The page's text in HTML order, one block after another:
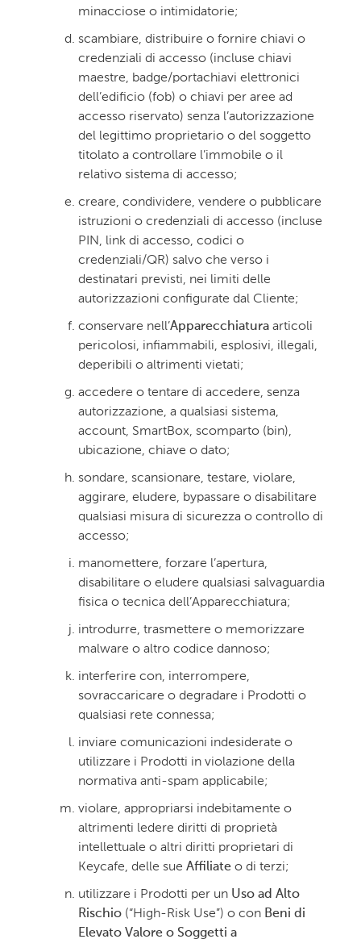
minacciose o intimidatorie;
scambiare, distribuire o fornire chiavi o
credenziali di accesso (incluse chiavi
maestre, badge/portachiavi elettronici
dell’edificio (fob) o chiavi per aree ad
accesso riservato) senza l’autorizzazione
del legittimo proprietario o del soggetto
titolato a controllare l’immobile o il
relativo sistema di accesso;
creare, condividere, vendere o pubblicare
istruzioni o credenziali di accesso (incluse
PIN, link di accesso, codici o
credenziali/QR) salvo che verso i
destinatari previsti, nei limiti delle
autorizzazioni configurate dal Cliente;
conservare nell’Apparecchiatura articoli
pericolosi, infiammabili, esplosivi, illegali,
deperibili o altrimenti vietati;
accedere o tentare di accedere, senza
autorizzazione, a qualsiasi sistema,
account, SmartBox, scomparto (bin),
ubicazione, chiave o dato;
sondare, scansionare, testare, violare,
aggirare, eludere, bypassare o disabilitare
qualsiasi misura di sicurezza o controllo di
accesso;
manomettere, forzare l’apertura,
disabilitare o eludere qualsiasi salvaguardia
fisica o tecnica dell’Apparecchiatura;
introdurre, trasmettere o memorizzare
malware o altro codice dannoso;
interferire con, interrompere,
sovraccaricare o degradare i Prodotti o
qualsiasi rete connessa;
inviare comunicazioni indesiderate o
utilizzare i Prodotti in violazione della
normativa anti-spam applicabile;
violare, appropriarsi indebitamente o
altrimenti ledere diritti di proprietà
intellettuale o altri diritti proprietari di
Keycafe, delle sue Affiliate o di terzi;
utilizzare i Prodotti per un Uso ad Alto
Rischio (“High-Risk Use”) o con Beni di
Elevato Valore o Soggetti a